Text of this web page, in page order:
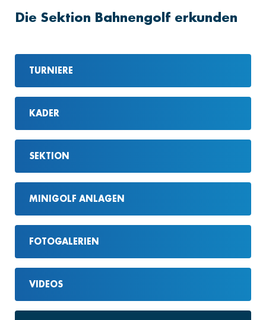
Die Sektion Bahnengolf erkunden
TURNIERE
KADER
SEKTION
MINIGOLF ANLAGEN
FOTOGALERIEN
VIDEOS